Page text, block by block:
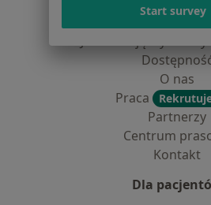
Polityka
O nas
Praca
Partnerzy
Centrum
Kontakt
Dla
Start survey